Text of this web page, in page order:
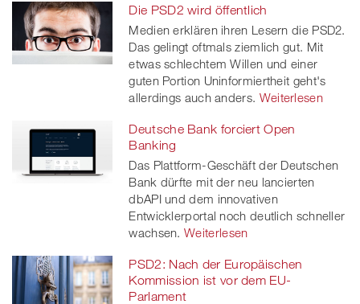
Facebook
on
twitt
er
linkedinXing
Die PSD2 wird öffentlich
Medien erklären ihren Lesern die PSD2.
Das gelingt oftmals ziemlich gut. Mit
etwas schlechtem Willen und einer
guten Portion Uninformiertheit geht's
allerdings auch anders. Weiterlesen
Deutsche Bank forciert Open
Banking
Das Plattform-Geschäft der Deutschen
Bank dürfte mit der neu lancierten
dbAPI und dem innovativen
Entwicklerportal noch deutlich schneller
wachsen. Weiterlesen
PSD2: Nach der Europäischen
Kommission ist vor dem EU-
Parlament